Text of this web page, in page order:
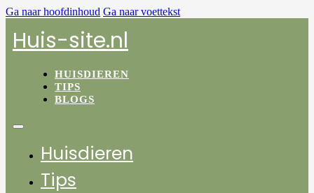
Ga naar hoofdinhoud Ga naar voettekst
Huis-site.nl
HUISDIEREN
TIPS
BLOGS
Huisdieren
Tips